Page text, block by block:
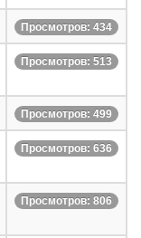
Просмотров: 434
Просмотров: 513
Просмотров: 499
Просмотров: 636
Просмотров: 806